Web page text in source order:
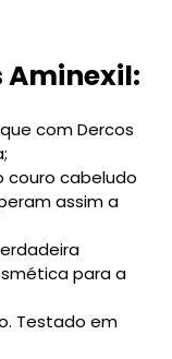
Aminexil:
com Dercos
couro cabeludo
assim a
para a
Testado em